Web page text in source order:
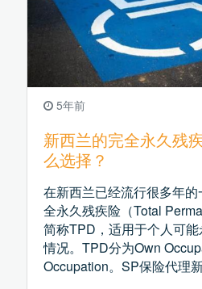
5年前
新西兰的完全永久残
么选择？
在新西兰已经流行很多年
全永久残疾险（Total
简称TPD，适用于个人可
情况。TPD分为Own
Occupation。SP保险代理